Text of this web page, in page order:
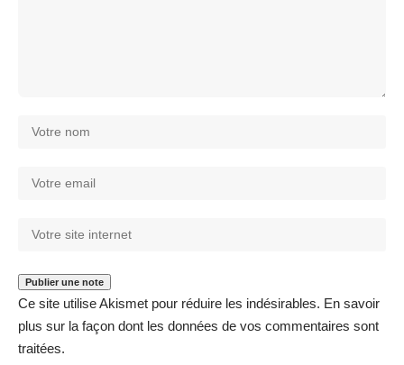
Ce site utilise Akismet pour réduire les indésirables. En savoir
plus sur la façon dont les données de vos commentaires sont
traitées.